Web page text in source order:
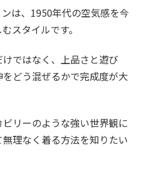
は、1950年代の空気感を今
スタイルです。
ではなく、上品さと遊び
どう混ぜるかで完成度が大
リーのような強い世界観に
理なく着る方法を知りたい